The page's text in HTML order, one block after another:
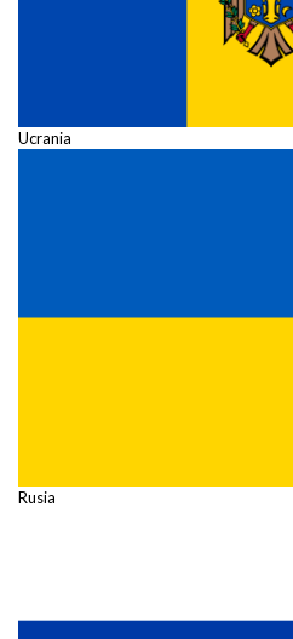
Ucrania
Rusia